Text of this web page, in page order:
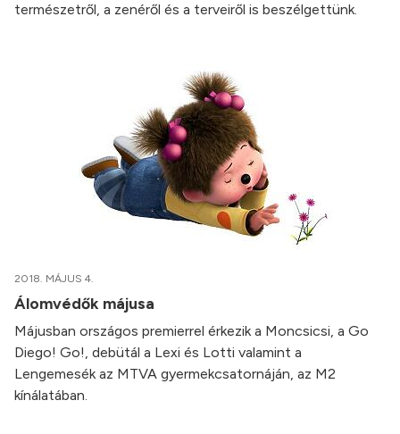
természetről, a zenéről és a terveiről is beszélgettünk.
2018. MÁJUS 4.
Álomvédők májusa
Májusban országos premierrel érkezik a Moncsicsi, a Go
Diego! Go!, debütál a Lexi és Lotti valamint a
Lengemesék az MTVA gyermekcsatornáján, az M2
kínálatában.